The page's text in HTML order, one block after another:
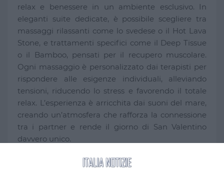
relax e benessere in un ambiente esclusivo. In
eleganti suite dedicate, è possibile scegliere tra
massaggi rilassanti come lo svedese o il Hot Lava
Stone, e trattamenti specifici come il Deep Tissue
o il Bamboo, pensati per il recupero muscolare.
Ogni massaggio è personalizzato dai terapisti per
rispondere alle esigenze individuali, alleviando
tensioni, riducendo lo stress e favorendo il totale
relax. L’esperienza è arricchita dai suoni del mare,
creando un’atmosfera che rafforza la connessione
tra i partner e rende il giorno di San Valentino
davvero unico.
Indipendentemente dal segno zodiacale, MSC